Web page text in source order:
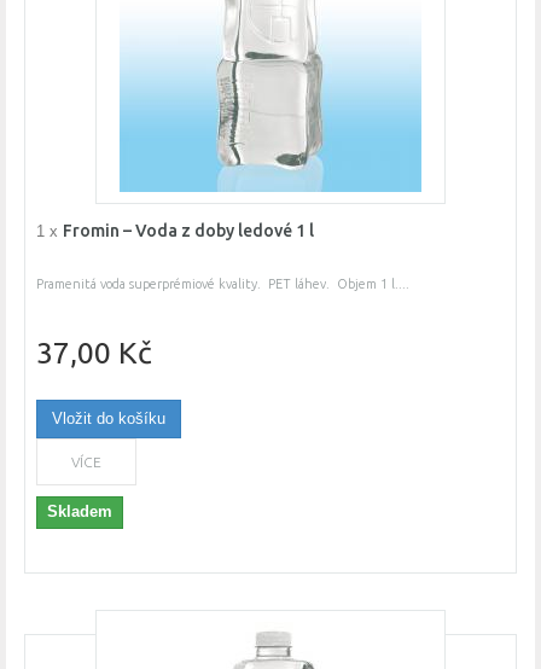
1 x Fromin – Voda z doby ledové 1 l
Pramenitá voda superprémiové kvality. PET láhev. Objem 1 l....
37,00 Kč
Vložit do košíku
VÍCE
Skladem